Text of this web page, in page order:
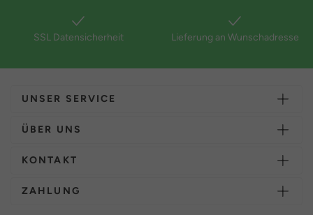
SSL Datensicherheit Lieferung an Wunschadresse
UNSER SERVICE
ÜBER UNS
KONTAKT
ZAHLUNG